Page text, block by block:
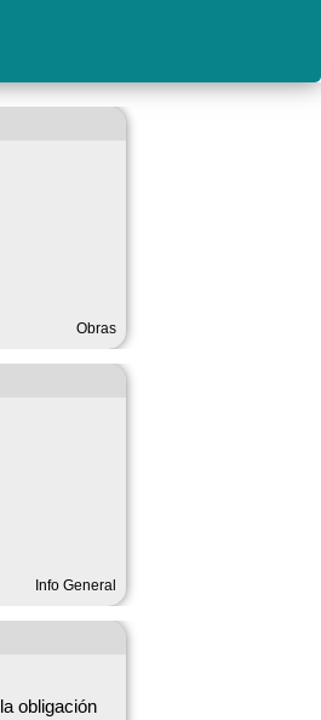
Obras
Info General
obligación